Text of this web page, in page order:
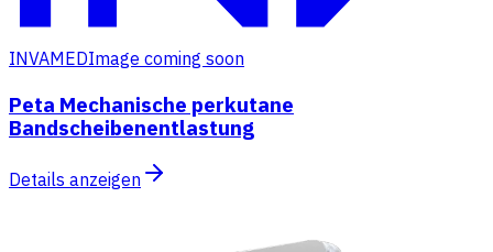
INVAMEDImage coming soon
Peta Mechanische perkutane
Bandscheibenentlastung
Details anzeigen